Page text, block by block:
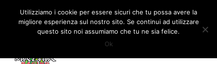
Salta
contenuto
Il mio account CARRELLO
Utilizziamo i cookie per essere sicuri che tu possa avere la
migliore esperienza sul nostro sito. Se continui ad utilizzare
questo sito noi assumiamo che tu ne sia felice.
Ok